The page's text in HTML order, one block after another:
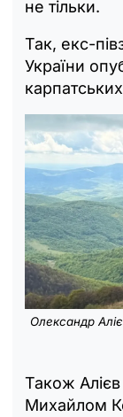
не тільки.
Так, екс-
України
карпатських
Олександр
Також
Михайлом